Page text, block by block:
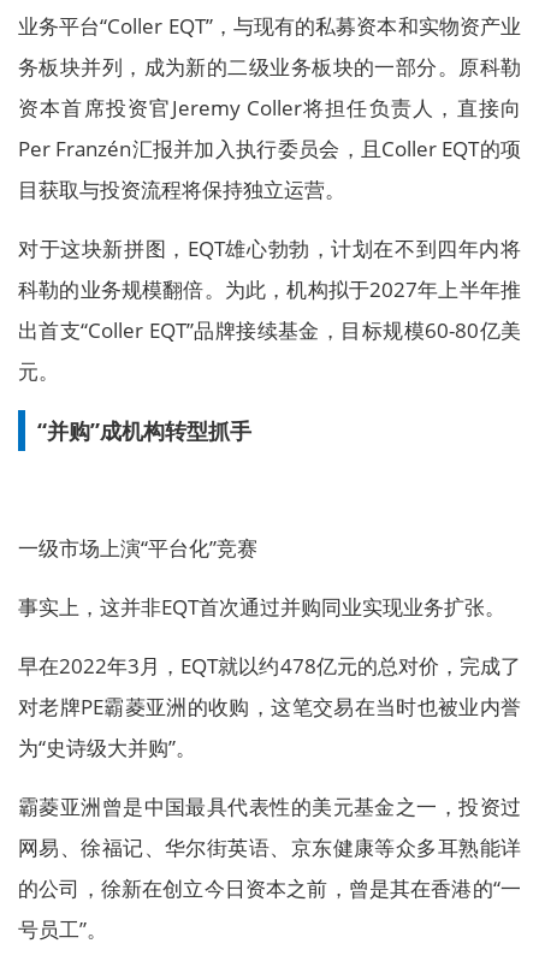
业务平台“Coller EQT”，与现有的私募资本和实物资产业
务板块并列，成为新的二级业务板块的一部分。原科勒
资本首席投资官Jeremy Coller将担任负责人，直接向
Per Franzén汇报并加入执行委员会，且Coller EQT的项
目获取与投资流程将保持独立运营。
对于这块新拼图，EQT雄心勃勃，计划在不到四年内将
科勒的业务规模翻倍。为此，机构拟于2027年上半年推
出首支“Coller EQT”品牌接续基金，目标规模60-80亿美
元。
“并购”成机构转型抓手
一级市场上演“平台化”竞赛
事实上，这并非EQT首次通过并购同业实现业务扩张。
早在2022年3月，EQT就以约478亿元的总对价，完成了
对老牌PE霸菱亚洲的收购，这笔交易在当时也被业内誉
为“史诗级大并购”。
霸菱亚洲曾是中国最具代表性的美元基金之一，投资过
网易、徐福记、华尔街英语、京东健康等众多耳熟能详
的公司，徐新在创立今日资本之前，曾是其在香港的“一
号员工”。